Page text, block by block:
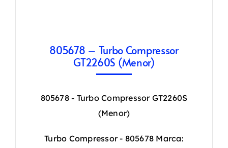
805678 – Turbo Compressor
GT2260S (Menor)
805678 - Turbo Compressor GT2260S
(Menor)
Turbo Compressor - 805678 Marca: